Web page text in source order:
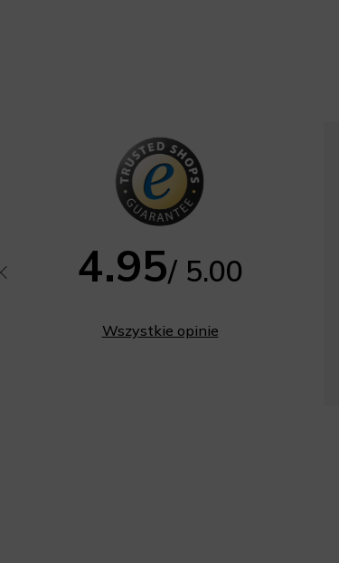
4.95/ 5.00
Wszystkie opinie